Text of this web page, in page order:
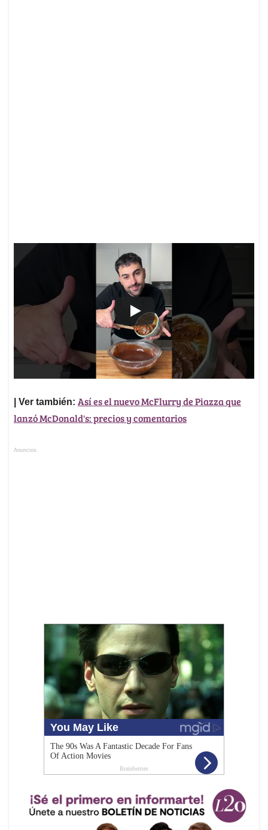
| Ver también: Así es el nuevo McFlurry de Piazza que
lanzó McDonald's: precios y comentarios
Anuncios.